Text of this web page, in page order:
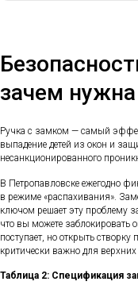
зачем
Ручка с замком — самый
выпадение детей из окон и
несанкционированного
В Петропавловске ежегодно
в режиме «распахивания».
ключом решает эту проблему
что вы можете заблокировать
поступает, но открыть
критически важно для верхних
Таблица 2: Спецификация